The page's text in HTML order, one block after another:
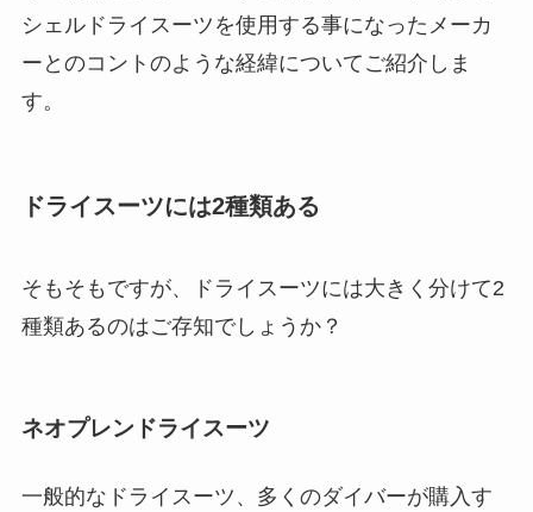
シェルドライスーツを使用する事になったメーカ
ーとのコントのような経緯についてご紹介しま
す。
ドライスーツには2種類ある
そもそもですが、ドライスーツには大きく分けて2
種類あるのはご存知でしょうか？
ネオプレンドライスーツ
一般的なドライスーツ、多くのダイバーが購入す